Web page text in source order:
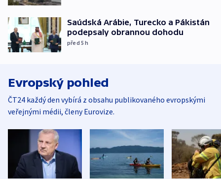
Saúdská Arábie, Turecko a Pákistán
podepsaly obrannou dohodu
před 5h
Evropský pohled
ČT24 každý den vybírá z obsahu publikovaného evropskými
veřejnými médii, členy Eurovize.